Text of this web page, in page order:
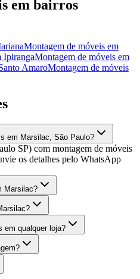
em bairros
Montagem de móveis em
IpirangaMontagem de móveis em
AmaroMontagem de móveis
em Marsilac, São Paulo?
SP) com montagem de móveis
os detalhes pelo WhatsApp
Marsilac?
em qualquer loja?